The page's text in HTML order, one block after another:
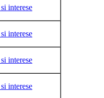
interese
interese
interese
interese